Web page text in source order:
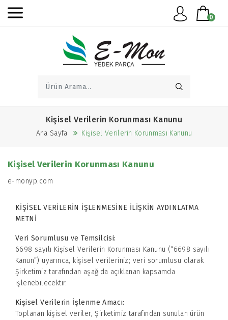
0
Kişisel Verilerin Korunması Kanunu
Ana Sayfa Kişisel Verilerin Korunması Kanunu
Kişisel Verilerin Korunması Kanunu
e-monyp.com
KİŞİSEL VERİLERİN İŞLENMESİNE İLİŞKİN AYDINLATMA
METNİ
Veri Sorumlusu ve Temsilcisi:
6698 sayılı Kişisel Verilerin Korunması Kanunu (“6698 sayılı
Kanun”) uyarınca, kişisel verileriniz; veri sorumlusu olarak
Şirketimiz tarafından aşağıda açıklanan kapsamda
işlenebilecektir.
Kişisel Verilerin İşlenme Amacı:
Toplanan kişisel veriler, Şirketimiz tarafından sunulan ürün